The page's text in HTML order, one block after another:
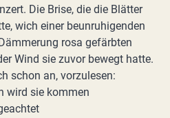
Die Brise, die die Blätter
wich einer beunruhigenden
rosa gefärbten
Wind sie zuvor bewegt hatte.
schon an, vorzulesen:
wird sie kommen